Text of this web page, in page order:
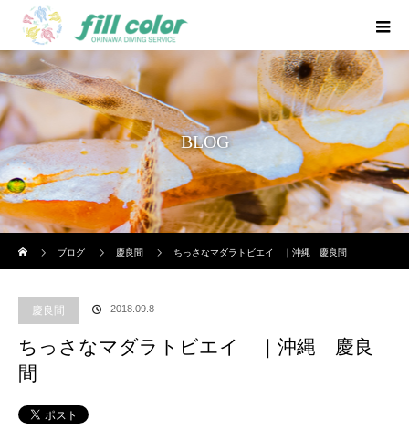
BLOG
ブログ
慶良間 ちっさなマダラトビエイ ｜沖縄 慶良間
慶良間 2018.09.8
ちっさなマダラトビエイ ｜沖縄 慶良
間